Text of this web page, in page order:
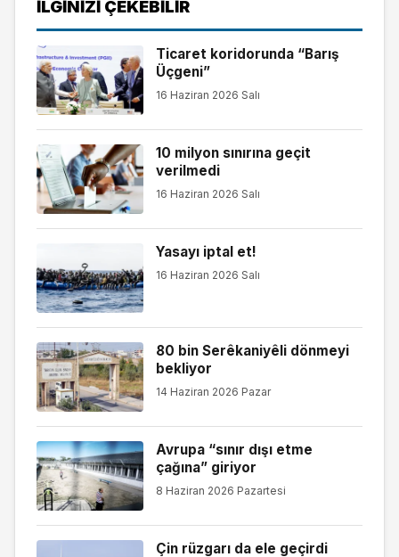
İLGINIZI ÇEKEBILIR
Ticaret koridorunda “Barış
Üçgeni”
16 Haziran 2026 Salı
10 milyon sınırına geçit
verilmedi
16 Haziran 2026 Salı
Yasayı iptal et!
16 Haziran 2026 Salı
80 bin Serêkaniyêli dönmeyi
bekliyor
14 Haziran 2026 Pazar
Avrupa “sınır dışı etme
çağına” giriyor
8 Haziran 2026 Pazartesi
Çin rüzgarı da ele geçirdi